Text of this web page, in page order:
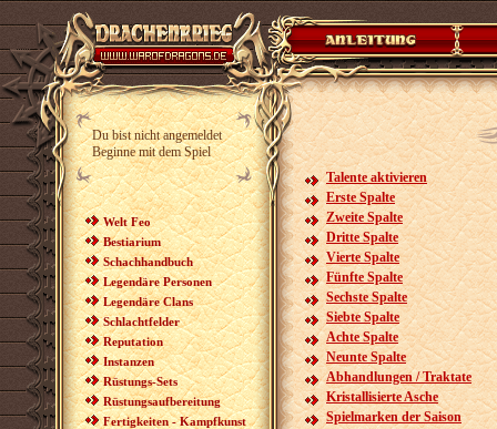
Du bist nicht angemeldet
Beginne mit dem Spiel
Welt Feo
Bestiarium
Schachhandbuch
Legendäre Personen
Legendäre Clans
Schlachtfelder
Reputation
Instanzen
Rüstungs-Sets
Rüstungsaufbereitung
Fertigkeiten - Kampfkunst
Talente aktivieren
Erste Spalte
Zweite Spalte
Dritte Spalte
Vierte Spalte
Fünfte Spalte
Sechste Spalte
Siebte Spalte
Achte Spalte
Neunte Spalte
Abhandlungen / Traktate
Kristallisierte Asche
Spielmarken der Saison